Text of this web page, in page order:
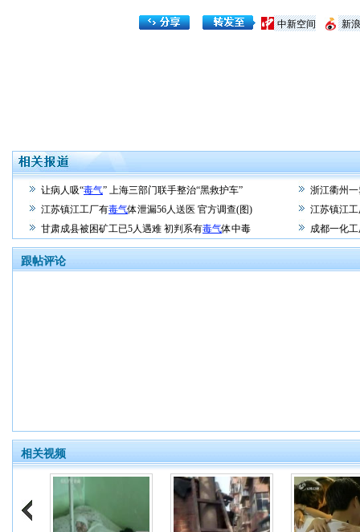
新
中新空间
让病人吸“毒气” 上海三部门联手整治“黑救护车”
浙江衢州
江苏镇江工厂有毒气体泄漏56人送医 官方调查(图)
江苏镇江
甘肃成县被困矿工已5人遇难 初判系有毒气体中毒 成都一化
跟帖评论
相关视频